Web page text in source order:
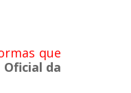
que
da